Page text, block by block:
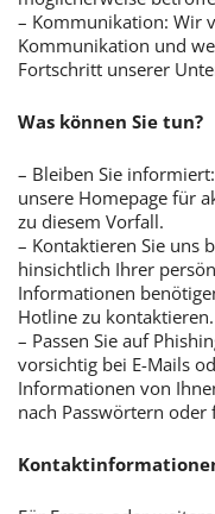
– Kommunikation: Wir
Kommunikation und
Fortschritt unserer
Was können Sie tun?
– Bleiben Sie
unsere Homepage für
zu diesem Vorfall.
– Kontaktieren Sie uns
hinsichtlich Ihrer
Informationen
Hotline zu kontaktieren.
– Passen Sie auf
vorsichtig bei E-Mails
Informationen von
nach Passwörtern